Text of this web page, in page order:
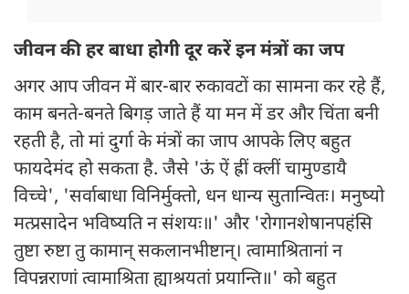
जीवन की हर बाधा होगी दूर करें इन मंत्रों का जप
अगर आप जीवन में बार-बार रुकावटों का सामना कर रहे हैं,
काम बनते-बनते बिगड़ जाते हैं या मन में डर और चिंता बनी
रहती है, तो मां दुर्गा के मंत्रों का जाप आपके लिए बहुत
फायदेमंद हो सकता है. जैसे 'ऊं ऐं ह्रीं क्लीं चामुण्डायै
विच्चे', 'सर्वाबाधा विनिर्मुक्तो, धन धान्य सुतान्वितः। मनुष्यो
मत्प्रसादेन भविष्यति न संशयः॥' और 'रोगानशेषानपहंसि
तुष्टा रुष्टा तु कामान् सकलानभीष्टान्। त्वामाश्रितानां न
विपन्नराणां त्वामाश्रिता ह्याश्रयतां प्रयान्ति॥' को बहुत